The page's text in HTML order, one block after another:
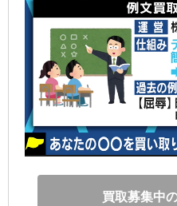
買取募集中